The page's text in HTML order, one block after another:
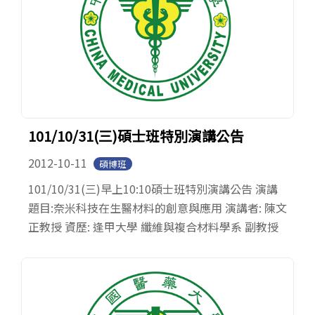
101/10/31(三)碩士班特別演講公告
2012-10-11 碩博班
101/10/31(三)早上10:10碩士班特別演講公告 演講
題目:奈米科技在生醫材料的創意與應用 演講者: 陳文
正教授 資歷: 逢甲大學 纖維與複合材料學系 副教授